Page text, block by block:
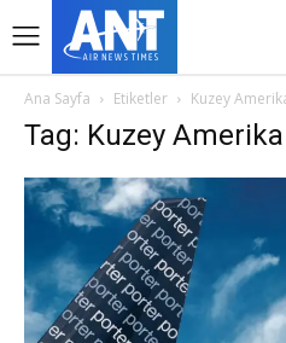
Ana Sayfa Etiketler Kuzey
Tag: Kuzey Amerika